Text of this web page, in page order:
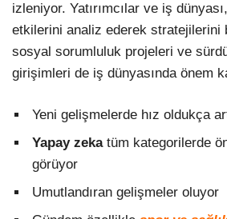
izleniyor. Yatırımcılar ve iş
etkilerini analiz ederek stratejilerini
sosyal sorumluluk projeleri ve
girişimleri de iş dünyasında önem
Yeni gelişmelerde hız oldukça
Yapay zekatüm kategorilerde
görüyor
Umutlandıran gelişmeler oluyor